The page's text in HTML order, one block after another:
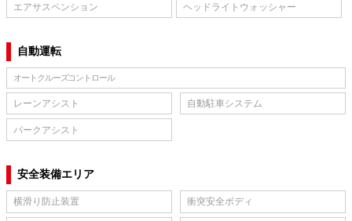
エアサスペンション ヘッドライトウォッシャー
自動運転
オートクルーズコントロール
レーンアシスト 自動駐車システム
パークアシスト
安全装備エリア
横滑り防止装置 衝突安全ボディ